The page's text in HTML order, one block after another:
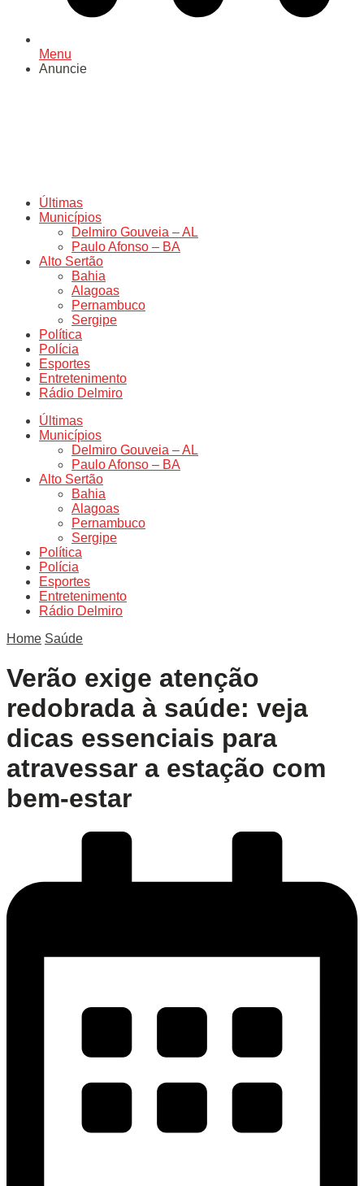
Menu
Anuncie
Últimas
Municípios
Delmiro Gouveia – AL
Paulo Afonso – BA
Alto Sertão
Bahia
Alagoas
Pernambuco
Sergipe
Política
Polícia
Esportes
Entretenimento
Rádio Delmiro
Últimas
Municípios
Delmiro Gouveia – AL
Paulo Afonso – BA
Alto Sertão
Bahia
Alagoas
Pernambuco
Sergipe
Política
Polícia
Esportes
Entretenimento
Rádio Delmiro
Home Saúde
Verão exige atenção
redobrada à saúde: veja
dicas essenciais para
atravessar a estação com
bem-estar